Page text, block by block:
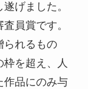
げました。
員賞です。
られるもの
を超え、人
作品にのみ与